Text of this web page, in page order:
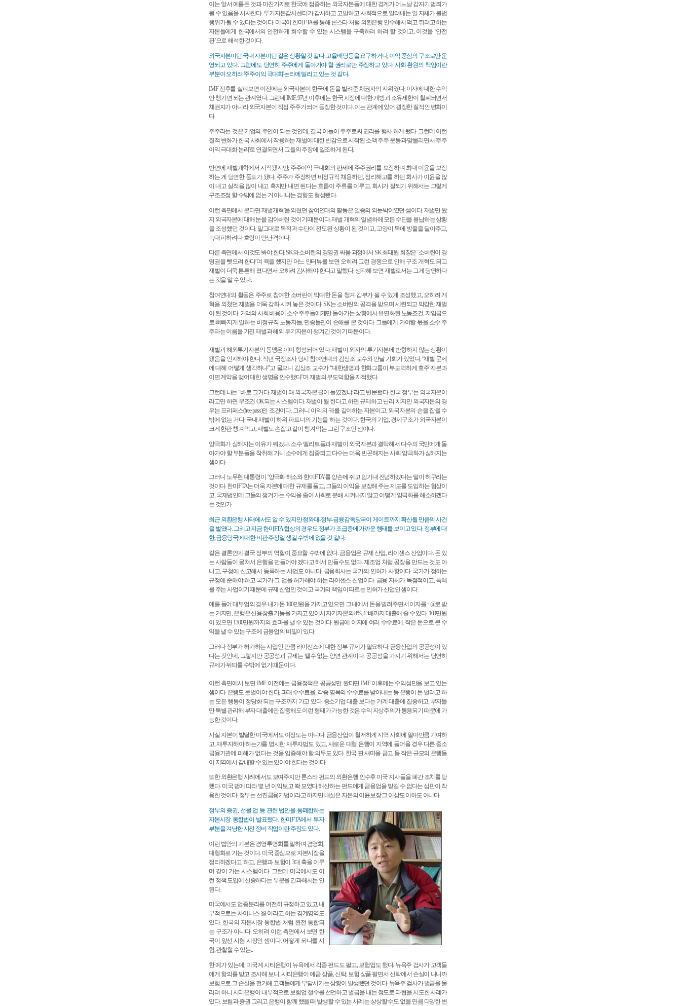
이는 앞서 예를든 것과 마찬가지로 한국에 점증하는 외국자본들에 대한 경계가 어느날 갑자기 범죄가
될 수 있음을 시사한다. 투기자본감시센터가 감시하고 고발하고 사회적으로 알려내는 일 자체가 불법
행위가 될 수 있다는 것이다. 미국이 한미FTA를 통해 론스타 처럼 외환은행 인수해서 먹고 튀려고 하는
자본들에게 한국에서의 안전하게 회수할 수 있는 시스템을 구축하려 하려 할 것이고, 이것을 ‘안전
판’으로 해석한 것이다.
외국자본이던 국내 자본이던 같은 상황일 것 같다. 고율배당등을 요구하거나, 이익 중심의 구조로만 운
영되고 있다. 그럼에도 당연히 주주에게 돌아가야 할 권리로만 주장하고 있다. 사회 환원의 책임이란
부분이 오히려 '주주이익 극대화'논리에 밀리고 있는 것 같다.
IMF 전후를 살펴보면 이전에는 외국자본이 한국에 돈을 빌려준 채권자의 지위였다. 이자에 대한 수익
만 챙기면 되는 관계였다. 그런데 IMF, 97년 이후에는 한국 시장에 대한 개방과 소유제한이 철폐되면서
채권자가 아니라 외국자본이 직접 주주가 되어 등장한 것이다. 이는 관계에 있어 굉장한 질적인 변화이
다.
주주라는 것은 기업의 주인이 되는 것인데, 결국 이들이 주주로써 권리를 행사 하게 됐다. 그런데 이런
질적 변화가 한국 사회에서 작용하는 재벌에 대한 반감으로 시작된 소액 주주 운동과 맞물리면서 '주주
이익 극대화 논리'로 연결되면서 그들의 주장에 일조하게 된다.
반면에 재벌개혁에서 시작됐지만, 주주이익 극대화의 판세에 주주권리를 보장하며 최대 이윤을 보장
하는 게 당연한 풍토가 됐다. 주주가 주장하면 비정규직 채용하던, 정리해고를 하던 회사가 이윤을 많
이 내고 실적을 많이 내고 흑자만 내면 된다는 흐름이 주류를 이루고, 회사가 잘되기 위해서는 그렇게
구조조정 할 수밖에 없는 거 아니냐는 경향도 형성됐다.
이런 측면에서 본다면 '재벌개혁'을 외쳤던 참여연대의 활동은 일종의 외눈박이였던 셈이다. 재벌만 봤
지 외국자본에 대해 눈을 감아버린 것이기 때문이다. 재벌 개혁의 일념하에 모든 수단을 용납하는 상황
을 조성했던 것이다. 말그대로 목적과 수단이 전도된 상황이 된 것이고, 고양이 목에 방울을 달아주고,
늑대 피하려다 호랑이 만난 격이다.
다른 측면에서 이것도 봐야 한다. SK와 소버린의 경영권 싸움 과정에서 SK 최태원 회장은 ‘소버린이 경
영권을 뺏으려 한다’며 욕을 했지만 어느 인터뷰를 보면 오히려 그런 경쟁으로 인해 구조 개혁도 되고
재벌이 더욱 튼튼해 졌다면서 오히려 감사해야 한다고 말했다. 생각해 보면 재벌로서는 그게 당연하다
는 것을 알 수 있다.
참여연대의 활동은 주주로 참여한 소버린이 막대한 돈을 챙겨 갑부가 될 수 있게 조성했고, 오히려 개
혁을 외쳤던 재벌을 더욱 강화 시켜 놓은 것이다. SK는 소버린의 공격을 받으며 세련되고 막강한 재벌
이 된 것이다. 거액의 사회 비용이 소수 주주들에게만 돌아가는 상황에서 유연화된 노동조건, 저임금으
로 뼈빠지게 일하는 비정규직 노동자들, 민중들만이 손해를 본 것이다. 그들에게 가야할 몫을 소수 주
주라는 이름을 가진 재벌과 해외 투기자본이 챙겨간 것이기 때문이다.
재벌과 해외투기자본의 동맹은 이미 형성되어 있다. 재벌이 외자의 투기자본에 반항하지 않는 상황이
됐음을 인지해야 한다. 작년 국정조사 당시 참여연대의 김상조 교수와 만날 기회가 있었다. “재벌 문제
에 대해 어떻게 생각하냐”고 물으니 김상조 교수가 “대한생명과 한화그룹이 부도덕하게 호주 자본과
이면 계약을 맺어 대한 생명을 인수했다”며 재벌의 부도덕함을 지적했다.
그런데 나는 “바로 그거다. 재벌이 왜 외국자본 끌어 들였겠냐”라고 반문했다. 한국 정부는 외국자본이
라고만 하면 무조건 OK되는 시스템이다. 재벌이 뭘 한다고 하면 규제하고 난리 치지만 외국자본의 경
우는 프리패스(free pass)인 조건이다. 그러니 이익의 궤를 같이하는 자본이고, 외국자본의 손을 잡을 수
밖에 없는 거다. 국내 재벌이 하위 파트너의 기능을 하는 것이다. 한국의 기업, 경제구조가 외국자본이
크게 한판 챙겨 먹고, 재벌도 손잡고 같이 챙겨 먹는 그런 구조인 셈이다.
양극화가 심해지는 이유가 뭐겠나. 소수 엘리트들과 재벌이 외국자본과 결탁해서 다수의 국민에게 돌
아가야 할 부분들을 착취해 가니 소수에게 집중되고 다수는 더욱 빈곤해지는 사회 양극화가 심해지는
셈이다.
그러니 노무현 대통령이 ‘양극화 해소와 한미FTA’를 양손에 쥐고 임기내 전념하겠다는 말이 허구라는
것이다. 한미FTA는 더욱 자본에 대한 규제를 풀고, 그들의 이익을 보장해 주는 제도를 도입하는 협상이
고, 국제법인데 그들의 챙겨가는 수익을 줄여 사회로 분배 시켜내지 않고 어떻게 양극화를 해소하겠다
는 것인가.
최근 외환은행 사태에서도 알 수 있지만 청와대-정부-금융감독당국이 게이트까지 확산될 만큼의 사건
을 벌였다. 그리고 지금 한미FTA 협상의 경우도 정부가 조급증에 가까운 행태를 보이고 있다. 정부에 대
한, 금융당국에 대한 비판 주장일 생길 수밖에 없을 것 같다.
같은 결론인데 결국 정부의 역할이 중요할 수밖에 없다. 금융업은 규제 산업, 라이센스 산업이다. 돈 있
는 사람들이 뭉쳐서 은행을 만들어야 겠다고 해서 만들수도 없다. 제조업 처럼 공장을 만드는 것도 아
니고, 구청에 신고해서 등록하는 사업도 아니다. 금융회사는 국가의 인허가 사항이다. 국가가 정하는
규정에 준해야 하고 국가가 그 업을 허가해야 하는 라이센스 산업이다. 금융 자체가 독점적이고, 특혜
를 주는 사업이기 때문에 규제 산업인 것이고 국가의 책임이 따르는 인허가 산업인 셈이다.
예를 들어 대부업의 경우 내가 돈 100만원을 가지고 있으면 그 내에서 돈을 빌려주면서 이자를 +@로 받
는 거지만, 은행은 신용창출 기능을 가지고 있어서 자기자본의 8%, 13배까지 대출해 줄 수 있다. 100만원
이 있으면 1300만원까지의 효과를 낼 수 있는 것이다. 원금에 이자에 여러 수수료에. 작은 돈으로 큰 수
익을 낼 수 있는 구조에 금융업의 비밀이 있다.
그러나 정부가 허가하는 사업인 만큼 라이선스에 대한 정부 규제가 필요하다. 금융산업의 공공성이 있
다는 것인데, 그렇지만 공공성과 규제는 뗄수 없는 양면 관계이다. 공공성을 가지기 위해서는 당연히
규제가 뒤따를 수밖에 없기 때문이다.
이런 측면에서 보면 IMF 이전에는 금융정책은 공공성만 봤다면 IMF 이후에는 수익성만을 보고 있는
셈이다. 은행도 돈벌어야 한다, 과대 수수료율, 각종 명목의 수수료를 받아내는 등 은행이 돈 벌려고 하
는 모든 행동이 정당화 되는 구조까지 가고 있다. 중소기업 대출 보다는 가계 대출에 집중하고, 부자들
만 특별 관리해 부자 대출에만 집중해도 이런 형태가 가능한 것은 수익 지상주의가 통용되기 때문에 가
능한 것이다.
사실 자본이 발달한 미국에서도 이정도는 아니다. 금융산업이 철저하게 지역 사회에 얼마만큼 기여하
고, 재투자해야 하는가를 명시한 재투자법도 있고, 새로운 대형 은행이 지역에 들어올 경우 다른 중소
금융기관에 피해가 없다는 것을 입증해야 할 의무도 있다. 한국 판 새마을 금고 등 작은 규모의 은행들
이 지역에서 감내할 수 있는 있어야 한다는 것이다.
또한 외환은행 사례에서도 보여주지만 론스타 펀드의 외환은행 인수후 미국 지사들을 폐간 조치를 당
했다. 미국 법에 따라 몇 년 이익보고 쫙 모였다 해산하는 펀드에게 금융업을 맡길 수 없다는 심판이 작
용한 것이다. 정부는 선진금융기법이라고 하지만 내실은 자본의 이윤보장 그 이상도 이하도 아니다.
정부의 증권, 선물 업 등 관련 법안을 통폐합하는
자본시장 통합법이 발표됐다. 한미FTA에서 투자
부분을 겨냥한 사전 정비 작업이란 주장도 있다.
이런 법안의 기본은 경영투명화를 말하며 겸영화,
대형화로 가는 것이다. 미국 중심으로 자본시장을
정리하겠다고 하고, 은행과 보험이 3대 축을 이루
며 같이 가는 시스템이다. 그런데 미국에서도 이
런 정책 도입에 신중하다는 부분을 간과해서는 안
된다.
미국에서도 업종분리를 여전히 규정하고 있고, 내
부적으로는 차이니스 월 이라고 하는 경계영역도
있다. 한국의 자본시장 통합법 처럼 완전 통합되
는 구조가 아니다. 오히려 이런 측면에서 보면 한
국이 앞선 시험 시장인 셈이다. 어떻게 되나를 시
험, 관찰할 수 있는..
한 예가 있는데, 미국계 시티은행이 뉴욕에서 각종 펀드도 팔고, 보험업도 했다. 뉴욕주 검사가 고객들
에게 항의를 받고 조사해 보니, 시티은행이 예금 상품, 신탁, 보험 상품 팔면서 신탁에서 손실이 나니까
보험으로 그 손실을 전가해 고객들에게 부담시키는 상황이 발생했던 것이다. 뉴욕주 검사가 벌금을 물
리려 하니 시티은행이 내부적으로 보험업 철수를 선언하고 벌금을 내는 정도로 타협을 시도한 사례가
있다. 보험과 증권 그리고 은행이 함께 했을 때 발생할 수 있는 사례는 상상할 수도 없을 만큼 다양한 변